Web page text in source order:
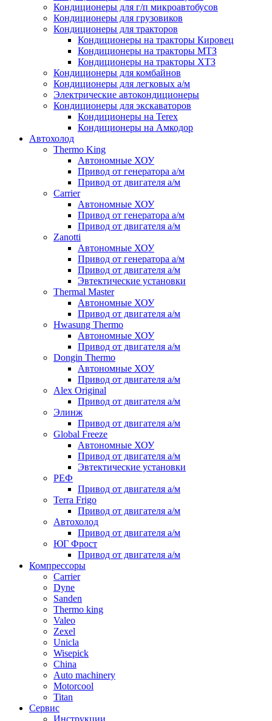
Кондиционеры для г/п микроавтобусов
Кондиционеры для грузовиков
Кондиционеры для тракторов
Кондиционеры на тракторы Кировец
Кондиционеры на тракторы МТЗ
Кондиционеры на тракторы ХТЗ
Кондиционеры для комбайнов
Кондиционеры для легковых а/м
Электрические автокондиционеры
Кондиционеры для экскаваторов
Кондиционеры на Terex
Кондиционеры на Амкодор
Автохолод
Thermo King
Автономные ХОУ
Привод от генератора а/м
Привод от двигателя а/м
Carrier
Автономные ХОУ
Привод от генератора а/м
Привод от двигателя а/м
Zanotti
Автономные ХОУ
Привод от генератора а/м
Привод от двигателя а/м
Эвтектические установки
Thermal Master
Автономные ХОУ
Привод от двигателя а/м
Hwasung Thermo
Автономные ХОУ
Привод от двигателя а/м
Dongin Thermo
Автономные ХОУ
Привод от двигателя а/м
Alex Original
Привод от двигателя а/м
Элинж
Привод от двигателя а/м
Global Freeze
Автономные ХОУ
Привод от двигателя а/м
Эвтектические установки
РЕФ
Привод от двигателя а/м
Terra Frigo
Привод от двигателя а/м
Автохолод
Привод от двигателя а/м
ЮГ Фрост
Привод от двигателя а/м
Компрессоры
Carrier
Dyne
Sanden
Thermo king
Valeo
Zexel
Unicla
Wisepick
China
Auto machinery
Motorcool
Titan
Сервис